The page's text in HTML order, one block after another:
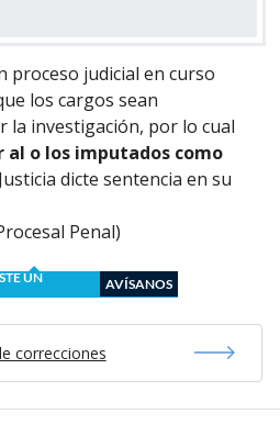
proceso judicial en curso
los cargos sean
la investigación, por lo cual
al o los imputados como
dicte sentencia en su
Penal)
UN
AVÍSANOS
correcciones